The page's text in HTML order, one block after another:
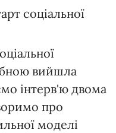
соціальної
вийшла
інтерв'ю двома
про
моделі